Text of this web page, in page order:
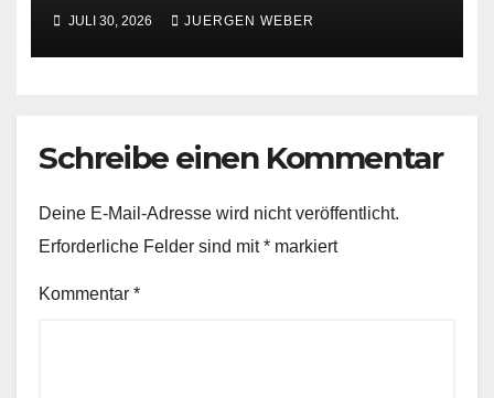
JULI 30, 2026 JUERGEN WEBER
Schreibe einen Kommentar
Deine E-Mail-Adresse wird nicht veröffentlicht.
Erforderliche Felder sind mit* markiert
Kommentar *